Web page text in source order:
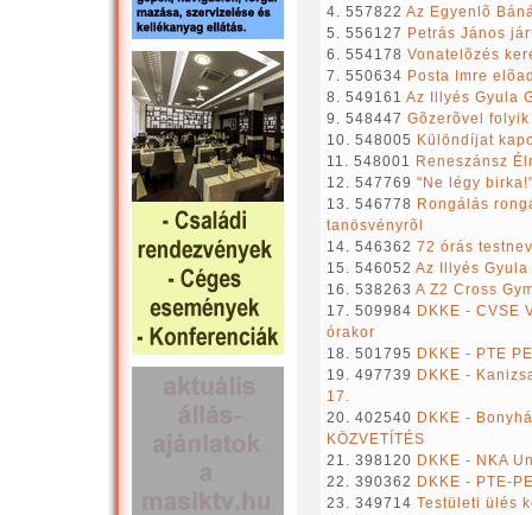
4. 557822 Az Egyenlõ
5. 556127 Petrás János
6. 554178 Vonatelõzés
7. 550634 Posta Imre
8. 549161 Az Illyés Gyula
9. 548447 Gõzerõvel
10. 548005 Különdíjat
11. 548001 Reneszánsz
12. 547769 "Ne légy
13. 546778 Rongálás
tanösvényrõl
14. 546362 72 órás
15. 546052 Az Illyés
16. 538263 A Z2 Cross
17. 509984 DKKE - CVSE
órakor
18. 501795 DKKE - PTE
19. 497739 DKKE -
17.
20. 402540 DKKE -
KÖZVETÍTÉS
21. 398120 DKKE - NKA
22. 390362 DKKE - PTE-
23. 349714 Testületi ülés